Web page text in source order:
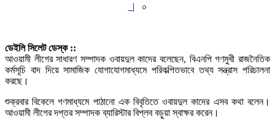
|
০
ডেইলি সিলেট ডেস্ক ::
আওয়ামী লীগের সাধারণ সম্পাদক ওবায়দুল কাদের বলেছেন, বিএনপি গণমুখী রাজনৈতিক
কর্মসূচি বাদ দিয়ে সামাজিক যোগাযোগমাধ্যমে পরিকল্পিতভাবে তথ্য সন্ত্রাস পরিচালনা
করছে।
শুক্রবার বিকেলে গণমাধ্যমে পাঠানো এক বিবৃতিতে ওবায়দুল কাদের এসব কথা বলেন।
আওয়ামী লীগের দপ্তর সম্পাদক ব্যারিস্টার বিপ্লব বড়ুয়া স্বাক্ষর করেন।